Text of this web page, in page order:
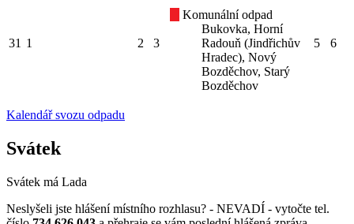
31 1 2 3
Komunální odpad
Bukovka, Horní
Radouň (Jindřichův
Hradec), Nový
Bozděchov, Starý
Bozděchov
5 6
Kalendář svozu odpadu
Svátek
Svátek má Lada
Neslyšeli jste hlášení místního rozhlasu? - NEVADÍ - vytočte tel.